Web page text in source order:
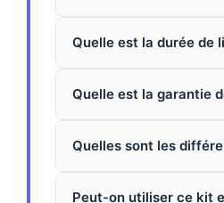
Quelle est la durée de
Quelle est la garantie
Quelles sont les
Peut-on utiliser ce kit